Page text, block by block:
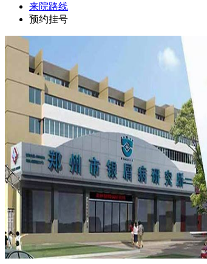
来院路线
预约挂号